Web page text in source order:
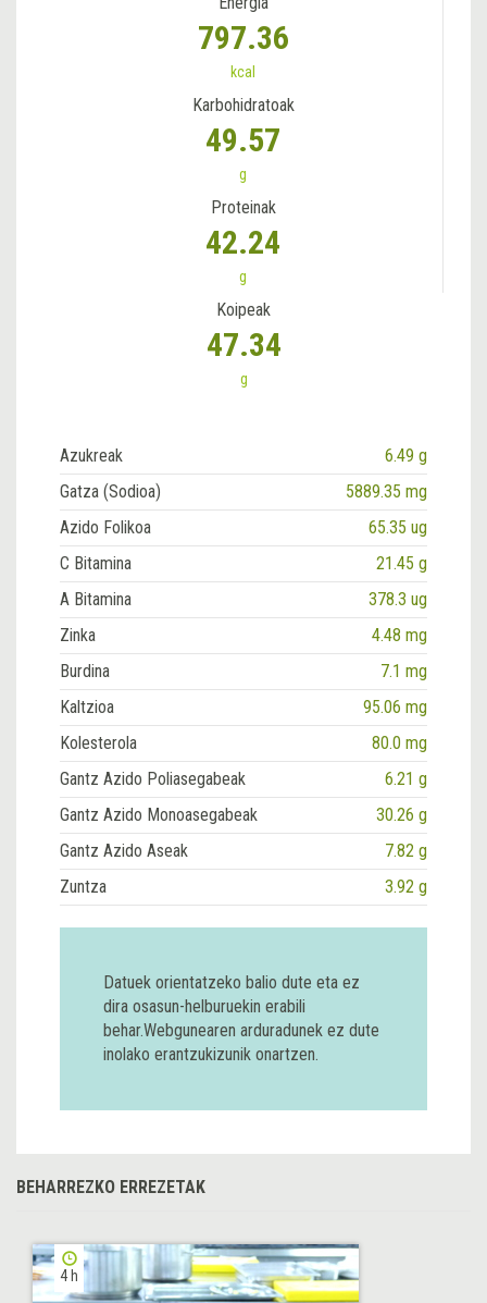
797.36
kcal
Karbohidratoak
49.57
g
Proteinak
42.24
g
Koipeak
47.34
g
Azukreak
6.49 g
Gatza (Sodioa)
5889.35 mg
Azido Folikoa
65.35 ug
C Bitamina
21.45 g
A Bitamina
378.3 ug
Zinka
4.48 mg
Burdina
7.1 mg
Kaltzioa
95.06 mg
Kolesterola
80.0 mg
Gantz Azido Poliasegabeak
6.21 g
Gantz Azido Monoasegabeak
30.26 g
Gantz Azido Aseak
7.82 g
Zuntza
3.92 g
Datuek orientatzeko balio dute eta ez
dira osasun-helburuekin erabili
behar.Webgunearen arduradunek ez dute
inolako erantzukizunik onartzen.
BEHARREZKO ERREZETAK
4 h